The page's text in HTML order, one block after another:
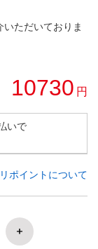
ただいておりま
10730 円
いで
ポイントについて